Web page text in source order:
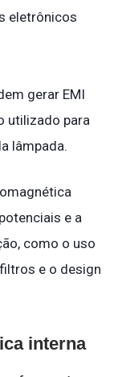
eletrônicos
gerar EMI
utilizado para
lâmpada.
e a
como o uso
e o design
interna